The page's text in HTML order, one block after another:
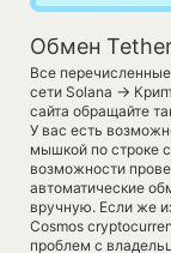
Обмен
Все
сети Solana →
сайта обращайте
У вас есть
мышкой по строке
возможности
автоматические
вручную. Если же
Cosmos
проблем с